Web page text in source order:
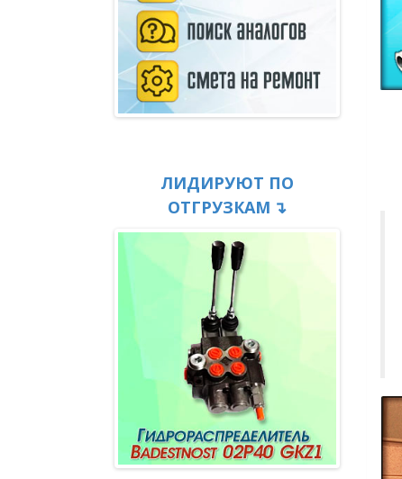
ЛИДИРУЮТ ПО
ОТГРУЗКАМ ↴